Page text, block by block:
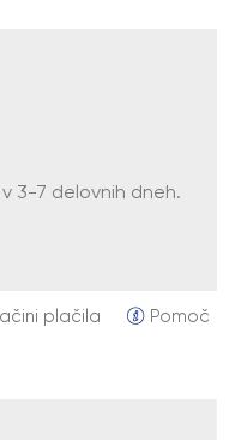
3-7 delovnih dneh.
plačila Pomoč